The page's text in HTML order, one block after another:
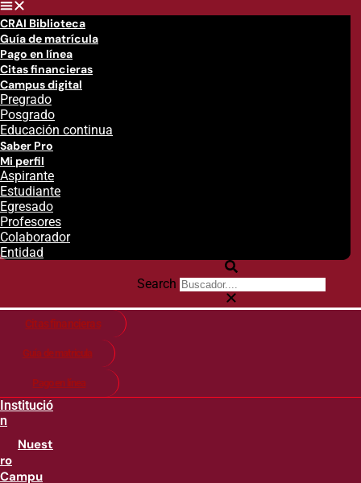
CRAI Biblioteca
Guía de matrícula
Pago en línea
Citas financieras
Campus digital
Pregrado
Posgrado
Educación continua
Saber Pro
Mi perfil
Aspirante
Estudiante
Egresado
Profesores
Colaborador
Entidad
Search
Citas financieras
Guía de matricula
Pago en línea
Institució
n
Nuest
ro
Campu